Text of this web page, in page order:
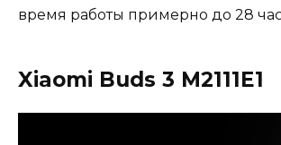
время работы примерно до 28
Xiaomi Buds 3 M2111E1